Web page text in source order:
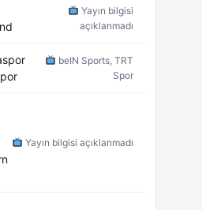
Yayın bilgisi
açıklanmadı
beIN Sports, TRT
Spor
Yayın bilgisi açıklanmadı